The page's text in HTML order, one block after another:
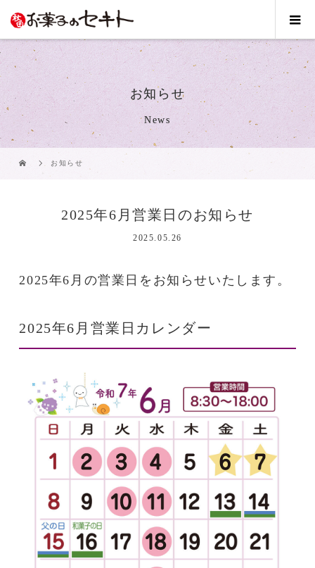
お知らせ
News
お知らせ
2025年6月営業日のお知らせ
2025.05.26
2025年6月の営業日をお知らせいたします。
2025年6月営業日カレンダー